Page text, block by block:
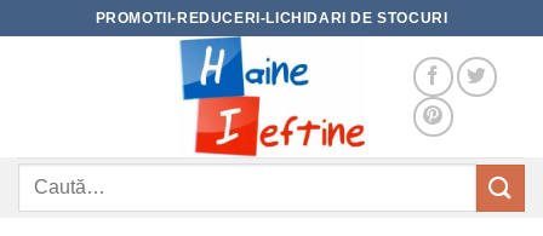
PROMOTII-REDUCERI-LICHIDARI DE STOCURI
Caută